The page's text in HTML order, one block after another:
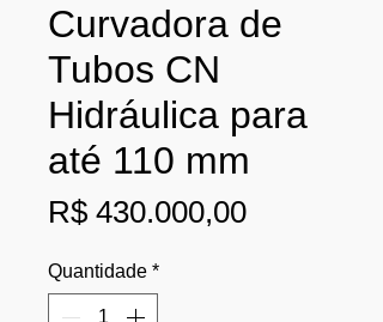
Curvadora de
Tubos CN
Hidráulica para
até 110 mm
R$ 430.000,00Preço
Quantidade *